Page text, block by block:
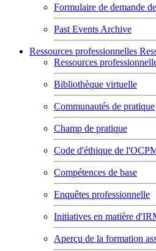
Formulaire de demande
Past Events Archive
Ressources professionnelles
Ressources
Bibliothèque virtuelle
Communautés de pratique
Champ de pratique
Code d'éthique de
Compétences de base
Enquêtes professionnelle
Initiatives en matière
Aperçu de la formation